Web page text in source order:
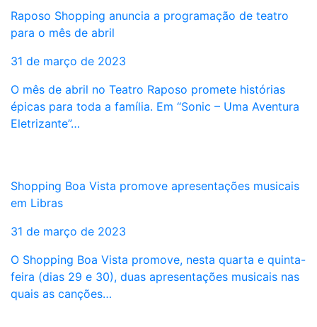
Raposo Shopping anuncia a programação de teatro
para o mês de abril
31 de março de 2023
O mês de abril no Teatro Raposo promete histórias
épicas para toda a família. Em “Sonic – Uma Aventura
Eletrizante”…
Shopping Boa Vista promove apresentações musicais
em Libras
31 de março de 2023
O Shopping Boa Vista promove, nesta quarta e quinta-
feira (dias 29 e 30), duas apresentações musicais nas
quais as canções…